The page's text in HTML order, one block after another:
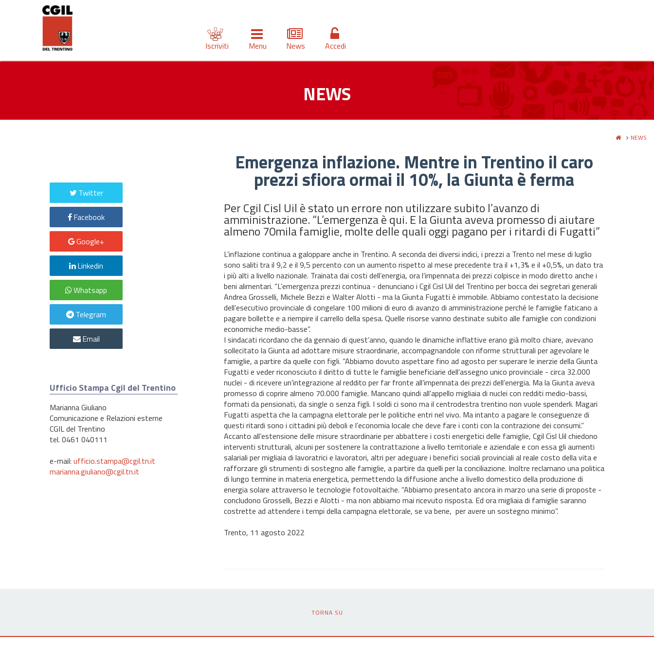
Iscriviti Menu News Accedi
NEWS
NEWS
Emergenza inflazione. Mentre in Trentino il caro
prezzi sfiora ormai il 10%, la Giunta è ferma
Per Cgil Cisl Uil è stato un errore non utilizzare subito l’avanzo di
amministrazione. “L’emergenza è qui. E la Giunta aveva promesso di aiutare
almeno 70mila famiglie, molte delle quali oggi pagano per i ritardi di Fugatti”
L’inflazione continua a galoppare anche in Trentino. A seconda dei diversi indici, i prezzi a Trento nel mese di luglio
sono saliti tra il 9,2 e il 9,5 percento con un aumento rispetto al mese precedente tra il +1,3% e il +0,5%, un dato tra
i più alti a livello nazionale. Trainata dai costi dell’energia, ora l’impennata dei prezzi colpisce in modo diretto anche i
beni alimentari. “L’emergenza prezzi continua - denunciano i Cgil Cisl Uil del Trentino per bocca dei segretari generali
Andrea Grosselli, Michele Bezzi e Walter Alotti - ma la Giunta Fugatti è immobile. Abbiamo contestato la decisione
dell’esecutivo provinciale di congelare 100 milioni di euro di avanzo di amministrazione perché le famiglie faticano a
pagare bollette e a riempire il carrello della spesa. Quelle risorse vanno destinate subito alle famiglie con condizioni
economiche medio-basse”.
I sindacati ricordano che da gennaio di quest’anno, quando le dinamiche inflattive erano già molto chiare, avevano
sollecitato la Giunta ad adottare misure straordinarie, accompagnandole con riforme strutturali per agevolare le
famiglie, a partire da quelle con figli. “Abbiamo dovuto aspettare fino ad agosto per superare le inerzie della Giunta
Fugatti e veder riconosciuto il diritto di tutte le famiglie beneficiarie dell’assegno unico provinciale - circa 32.000
nuclei - di ricevere un’integrazione al reddito per far fronte all’impennata dei prezzi dell’energia. Ma la Giunta aveva
promesso di coprire almeno 70.000 famiglie. Mancano quindi all’appello migliaia di nuclei con redditi medio-bassi,
formati da pensionati, da single o senza figli. I soldi ci sono ma il centrodestra trentino non vuole spenderli. Magari
Fugatti aspetta che la campagna elettorale per le politiche entri nel vivo. Ma intanto a pagare le conseguenze di
questi ritardi sono i cittadini più deboli e l’economia locale che deve fare i conti con la contrazione dei consumi.”
Accanto all’estensione delle misure straordinarie per abbattere i costi energetici delle famiglie, Cgil Cisl Uil chiedono
interventi strutturali, alcuni per sostenere la contrattazione a livello territoriale e aziendale e con essa gli aumenti
salariali per migliaia di lavoratrici e lavoratori, altri per adeguare i benefici sociali provinciali al reale costo della vita e
rafforzare gli strumenti di sostegno alle famiglie, a partire da quelli per la conciliazione. Inoltre reclamano una politica
di lungo termine in materia energetica, permettendo la diffusione anche a livello domestico della produzione di
energia solare attraverso le tecnologie fotovoltaiche. “Abbiamo presentato ancora in marzo una serie di proposte -
concludono Grosselli, Bezzi e Alotti - ma non abbiamo mai ricevuto risposta. Ed ora migliaia di famiglie saranno
costrette ad attendere i tempi della campagna elettorale, se va bene, per avere un sostegno minimo”.
Trento, 11 agosto 2022
Twitter
Facebook
Google+
Linkedin
Whatsapp
Telegram
Email
Ufficio Stampa Cgil del Trentino
Marianna Giuliano
Comunicazione e Relazioni esterne
CGIL del Trentino
tel. 0461 040111
e-mail: ufficio.stampa@cgil.tn.it
marianna.giuliano@cgil.tn.it
TORNA SU